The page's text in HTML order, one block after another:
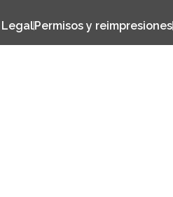
LegalPermisos y reimpresiones